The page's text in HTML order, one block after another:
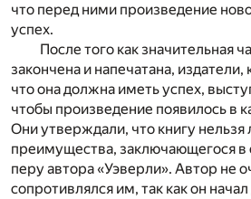
что перед ними произведение
успех.
После того как значительная
закончена и напечатана,
что она должна иметь успех,
чтобы произведение появилось в
Они утверждали, что книгу нельзя
преимущества, заключающегося
перу автора «Уэверли». Автор не
сопротивлялся им, так как он